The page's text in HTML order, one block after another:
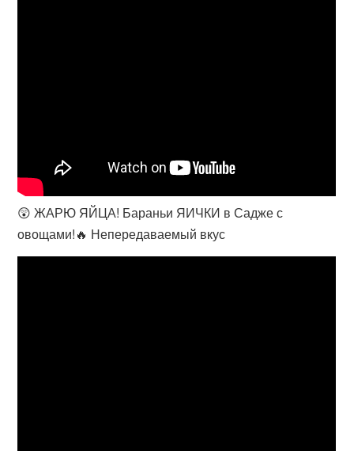
😲 ЖАРЮ ЯЙЦА! Бараньи ЯИЧКИ в Садже с
овощами!🔥 Непередаваемый вкус